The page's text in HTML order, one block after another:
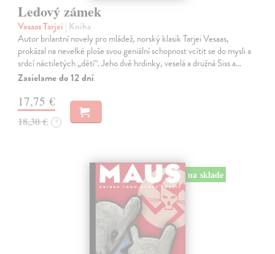
Ledový zámek
Vesaas Tarjei | Kniha
Autor brilantní novely pro mládež, norský klasik Tarjei Vesaas,
prokázal na nevelké ploše svou geniální schopnost vcítit se do mysli a
srdcí náctiletých „dětí“. Jeho dvě hrdinky, veselá a družná Siss a…
Zasielame do 12 dní
17,75 €
18,30 € ?
na sklade